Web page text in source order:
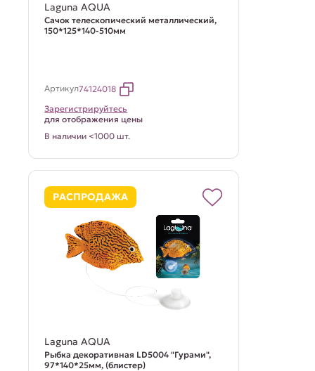
Laguna AQUA
Сачок телескопический металлический,
150*125*140-510мм
Артикул74124018
Зарегистрируйтесь
для отображения цены
В наличии <1000 шт.
РАСПРОДАЖА
Laguna AQUA
Рыбка декоративная LD5004 "Гурами",
97*140*25мм, (блистер)